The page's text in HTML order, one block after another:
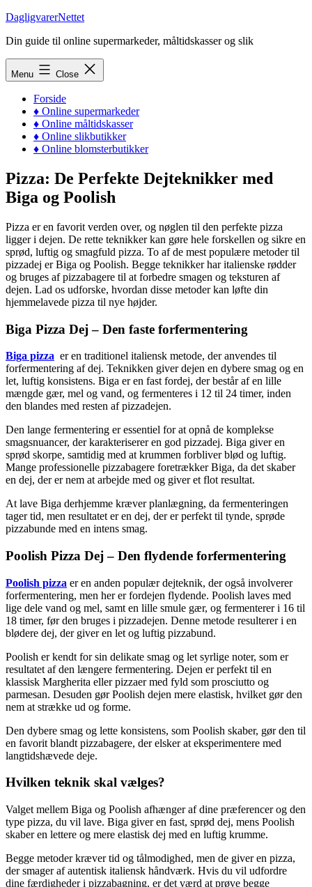
Skip
content
DagligvarerNettet
Din guide til online supermarkeder, måltidskasser og slik
Menu Close
Forside
♦ Online supermarkeder
♦ Online måltidskasser
♦ Online slikbutikker
♦ Online blomsterbutikker
Pizza: De Perfekte Dejteknikker med
Biga og Poolish
Pizza er en favorit verden over, og nøglen til den perfekte pizza
ligger i dejen. De rette teknikker kan gøre hele forskellen og sikre en
sprød, luftig og smagfuld pizza. To af de mest populære metoder til
pizzadej er Biga og Poolish. Begge teknikker har italienske rødder
og bruges af pizzabagere til at forbedre smagen og teksturen af
dejen. Lad os udforske, hvordan disse metoder kan løfte din
hjemmelavede pizza til nye højder.
Biga Pizza Dej – Den faste forfermentering
Biga pizza er en traditionel italiensk metode, der anvendes til
forfermentering af dej. Teknikken giver dejen en dybere smag og en
let, luftig konsistens. Biga er en fast fordej, der består af en lille
mængde gær, mel og vand, og fermenteres i 12 til 24 timer, inden
den blandes med resten af pizzadejen.
Den lange fermentering er essentiel for at opnå de komplekse
smagsnuancer, der karakteriserer en god pizzadej. Biga giver en
sprød skorpe, samtidig med at krummen forbliver blød og luftig.
Mange professionelle pizzabagere foretrækker Biga, da det skaber
en dej, der er nem at arbejde med og giver et flot resultat.
At lave Biga derhjemme kræver planlægning, da fermenteringen
tager tid, men resultatet er en dej, der er perfekt til tynde, sprøde
pizzabunde med en intens smag.
Poolish Pizza Dej – Den flydende forfermentering
Poolish pizza er en anden populær dejteknik, der også involverer
forfermentering, men her er fordejen flydende. Poolish laves med
lige dele vand og mel, samt en lille smule gær, og fermenterer i 16 til
18 timer, før den bruges i pizzadejen. Denne metode resulterer i en
blødere dej, der giver en let og luftig pizzabund.
Poolish er kendt for sin delikate smag og let syrlige noter, som er
resultatet af den længere fermentering. Dejen er perfekt til en
klassisk Margherita eller pizzaer med fyld som prosciutto og
parmesan. Desuden gør Poolish dejen mere elastisk, hvilket gør den
nem at strække ud og forme.
Den dybere smag og lette konsistens, som Poolish skaber, gør den til
en favorit blandt pizzabagere, der elsker at eksperimentere med
langtidshævede deje.
Hvilken teknik skal vælges?
Valget mellem Biga og Poolish afhænger af dine præferencer og den
type pizza, du vil lave. Biga giver en fast, sprød dej, mens Poolish
skaber en lettere og mere elastisk dej med en luftig krumme.
Begge metoder kræver tid og tålmodighed, men de giver en pizza,
der smager af autentisk italiensk håndværk. Hvis du vil udfordre
dine færdigheder i pizzabagning, er det værd at prøve begge